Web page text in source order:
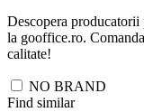
Descopera producatorii
la gooffice.ro.
calitate!
NO BRAND
Find similar